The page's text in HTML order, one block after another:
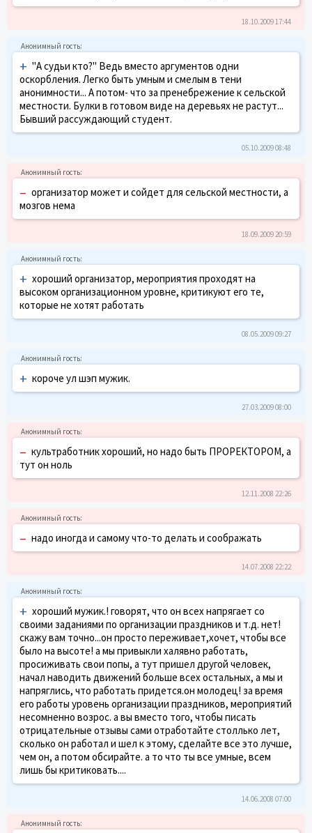
18.10.2009 17:44
+ "А судьи кто?" Ведь вместо аргументов одни
оскорбления. Легко быть умным и смелым в тени
анонимности... А потом- что за пренебрежение к сельской
местности. Булки в готовом виде на деревьях не растут...
Бывший рассуждающий студент.
05.10.2009 08:48
– организатор может и сойдет для сельской местности, а
мозгов нема
18.09.2009 20:59
+ хороший организатор, мероприятия проходят на
высоком организационном уровне, критикуют его те,
которые не хотят работать
08.05.2009 09:27
+ короче ул шэп мужик.
27.03.2009 08:00
– культработник хороший, но надо быть ПРОРЕКТОРОМ, а
тут он ноль
12.11.2008 22:26
– надо иногда и самому что-то делать и соображать
14.07.2008 22:22
+ хороший мужик.! говорят, что он всех напрягает со
своими заданиями по организации праздников и т.д. нет!
скажу вам точно...он просто переживает,хочет, чтобы все
было на высоте! а мы привыкли халявно работать,
просиживать свои попы, а тут пришел другой человек,
начал наводить движений больше всех остальных, а мы и
напряглись, что работать придется.он молодец! за время
его работы уровень организации праздников, мероприятий
несомненно возрос. а вы вместо того, чтобы писать
отрицательные отзывы сами отработайте столлько лет,
сколько он работал и шел к этому, сделайте все это лучше,
чем он, а потом обсирайте. а то что ты все умные, всем
лишь бы критиковать....
14.06.2008 07:00